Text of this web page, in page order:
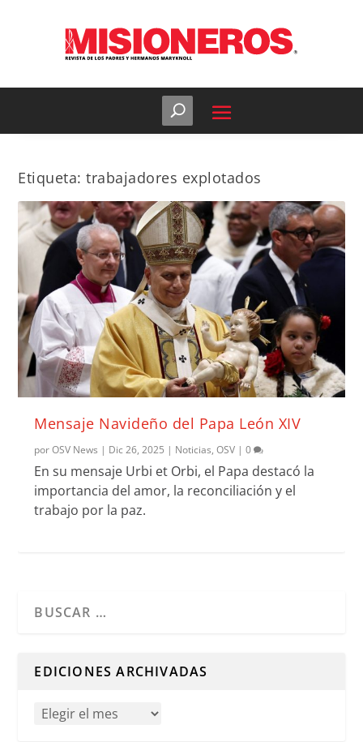
Etiqueta:trabajadores explotados
Mensaje Navideño del Papa León XIV
porOSV News | Dic 26, 2025 | Noticias,OSV |0
En su mensaje Urbi et Orbi, el Papa destacó la
importancia del amor, la reconciliación y el
trabajo por la paz.
EDICIONES ARCHIVADAS